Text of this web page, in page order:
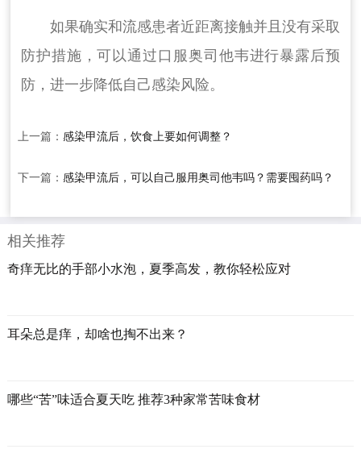
如果确实和流感患者近距离接触并且没有采取
防护措施，可以通过口服奥司他韦进行暴露后预
防，进一步降低自己感染风险。
上一篇： 感染甲流后，饮食上要如何调整？
下一篇： 感染甲流后，可以自己服用奥司他韦吗？需要囤药吗？
相关推荐
奇痒无比的手部小水泡，夏季高发，教你轻松应对
耳朵总是痒，却啥也掏不出来？
哪些“苦”味适合夏天吃 推荐3种家常苦味食材